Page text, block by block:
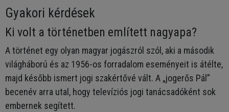
Gyakori kérdések
Ki volt a történetben említett nagyapa?
A történet egy olyan magyar jogászról szól, aki a második
világháború és az 1956-os forradalom eseményeit is átélte,
majd később ismert jogi szakértővé vált. A „jogerős Pál”
becenév arra utal, hogy televíziós jogi tanácsadóként sok
embernek segített.